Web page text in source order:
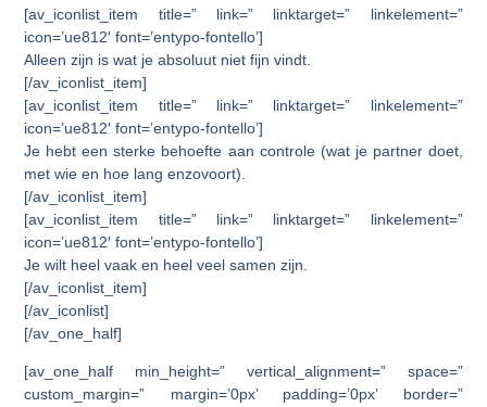
[av_iconlist_item title=” link=” linktarget=” linkelement=”
icon=’ue812′ font=’entypo-fontello’]
Alleen zijn is wat je absoluut niet fijn vindt.
[/av_iconlist_item]
[av_iconlist_item title=” link=” linktarget=” linkelement=”
icon=’ue812′ font=’entypo-fontello’]
Je hebt een sterke behoefte aan controle (wat je partner doet,
met wie en hoe lang enzovoort).
[/av_iconlist_item]
[av_iconlist_item title=” link=” linktarget=” linkelement=”
icon=’ue812′ font=’entypo-fontello’]
Je wilt heel vaak en heel veel samen zijn.
[/av_iconlist_item]
[/av_iconlist]
[/av_one_half]
[av_one_half min_height=” vertical_alignment=” space=”
custom_margin=” margin=’0px’ padding=’0px’ border=”